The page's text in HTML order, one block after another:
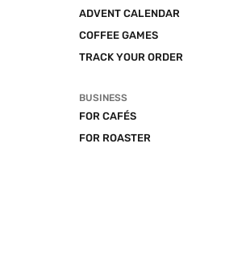
ADVENT CALENDAR
COFFEE GAMES
TRACK YOUR ORDER
BUSINESS
FOR CAFÉS
FOR ROASTER